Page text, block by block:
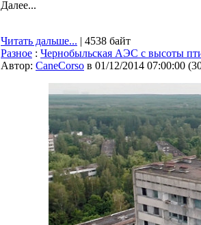
Далее...
Читать дальше... | 4538 байт
Разное : Чернобыльская АЭС с высоты
Автор: CaneCorso в 01/12/2014 07:00:00 (